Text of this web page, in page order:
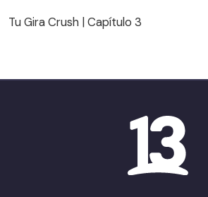
Tu Gira Crush | Capítulo 3